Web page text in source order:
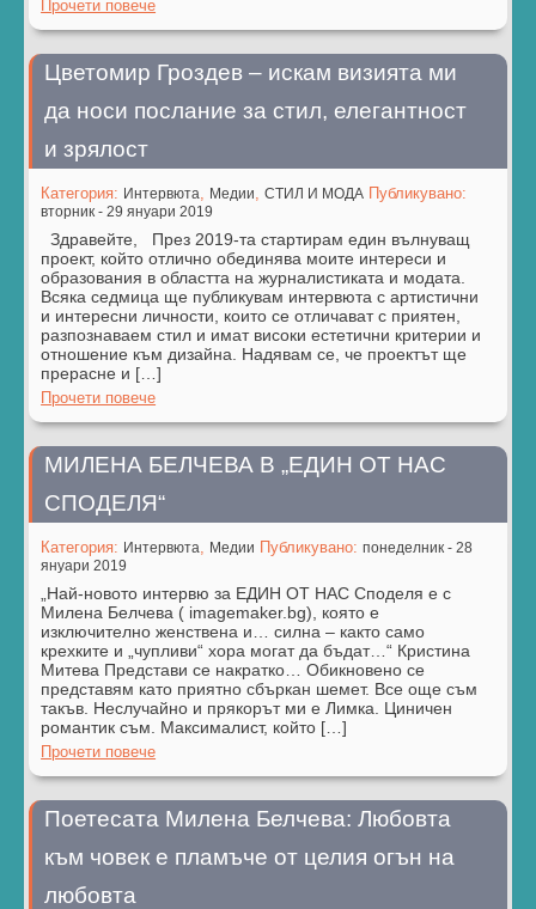
Прочети повече
Цветомир Гроздев – искам визията ми
да носи послание за стил, елегантност
и зрялост
Категория: Интервюта Медии ,СТИЛ И МОДА Публикувано:
вторник - 29 януари 2019
Здравейте, През 2019-та стартирам един вълнуващ
проект, който отлично обединява моите интереси и
образования в областта на журналистиката и модата.
Всяка седмица ще публикувам интервюта с артистични
и интересни личности, които се отличават с приятен,
разпознаваем стил и имат високи естетични критерии и
отношение към дизайна. Надявам се, че проектът ще
прерасне и […]
Прочети повече
МИЛЕНА БЕЛЧЕВА В „ЕДИН ОТ НАС
СПОДЕЛЯ“
Категория: Интервюта Медии Публикувано:понеделник - 28
януари 2019
„Най-новото интервю за ЕДИН ОТ НАС Споделя е с
Милена Белчева ( imagemaker.bg), която е
изключително женствена и… силна – както само
крехките и „чупливи“ хора могат да бъдат…“ Кристина
Митева Представи се накратко… Обикновено се
представям като приятно сбъркан шемет. Все още съм
такъв. Неслучайно и прякорът ми е Лимка. Циничен
романтик съм. Максималист, който […]
Прочети повече
Поетесата Милена Белчева: Любовта
към човек е пламъче от целия огън на
любовта